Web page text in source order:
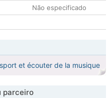
Não especificado
et écouter de la musique
parceiro